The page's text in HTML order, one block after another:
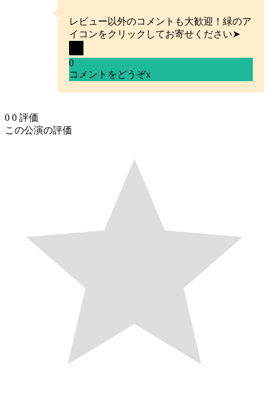
レビュー以外のコメントも大歓迎！緑のア
イコンをクリックしてお寄せください➤
0
コメントをどうぞx
0 0 評価
この公演の評価